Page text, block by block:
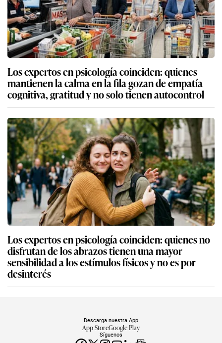
Los expertos en psicología coinciden: quienes
mantienen la calma en la fila gozan de empatía
cognitiva, gratitud y no solo tienen autocontrol
Los expertos en psicología coinciden: quienes no
disfrutan de los abrazos tienen una mayor
sensibilidad a los estímulos físicos y no es por
desinterés
Síguenos
Descarga nuestra App
App StoreGoogle Play